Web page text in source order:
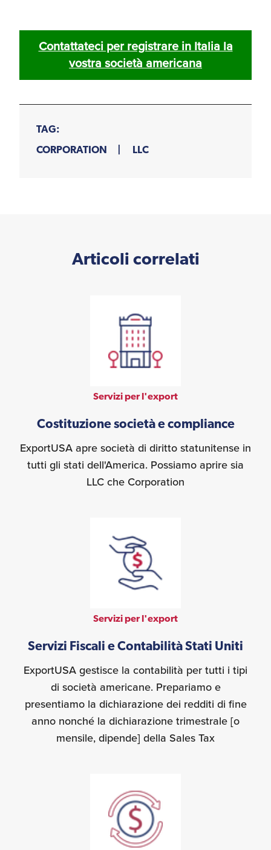
Contattateci per registrare in Italia la
vostra società americana
TAG:
CORPORATION
LLC
Articoli correlati
Servizi per l'export
Costituzione società e compliance
ExportUSA apre società di diritto statunitense in
tutti gli stati dell'America. Possiamo aprire sia
LLC che Corporation
Servizi per l'export
Servizi Fiscali e Contabilità Stati Uniti
ExportUSA gestisce la contabilità per tutti i tipi
di società americane. Prepariamo e
presentiamo la dichiarazione dei redditi di fine
anno nonché la dichiarazione trimestrale [o
mensile, dipende] della Sales Tax